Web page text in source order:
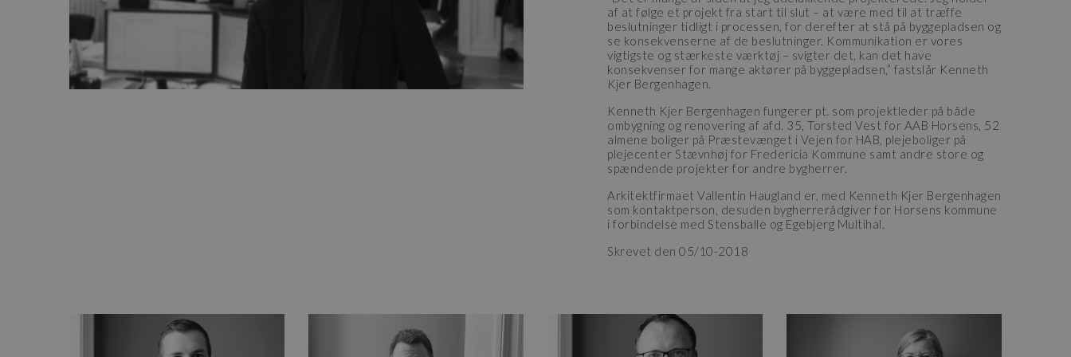
af at følge et projekt fra start til slut – at være med til at træffe
beslutninger tidligt i processen, for derefter at stå på byggepladsen og
se konsekvenserne af de beslutninger. Kommunikation er vores
vigtigste og stærkeste værktøj – svigter det, kan det have
konsekvenser for mange aktører på byggepladsen,” fastslår Kenneth
Kjer Bergenhagen.
Kenneth Kjer Bergenhagen fungerer pt. som projektleder på både
ombygning og renovering af afd. 35, Torsted Vest for AAB Horsens, 52
almene boliger på Præstevænget i Vejen for HAB, plejeboliger på
plejecenter Stævnhøj for Fredericia Kommune samt andre store og
spændende projekter for andre bygherrer.
Arkitektfirmaet Vallentin Haugland er, med Kenneth Kjer Bergenhagen
som kontaktperson, desuden bygherrerådgiver for Horsens kommune
i forbindelse med Stensballe og Egebjerg Multihal.
Skrevet den 05/10-2018